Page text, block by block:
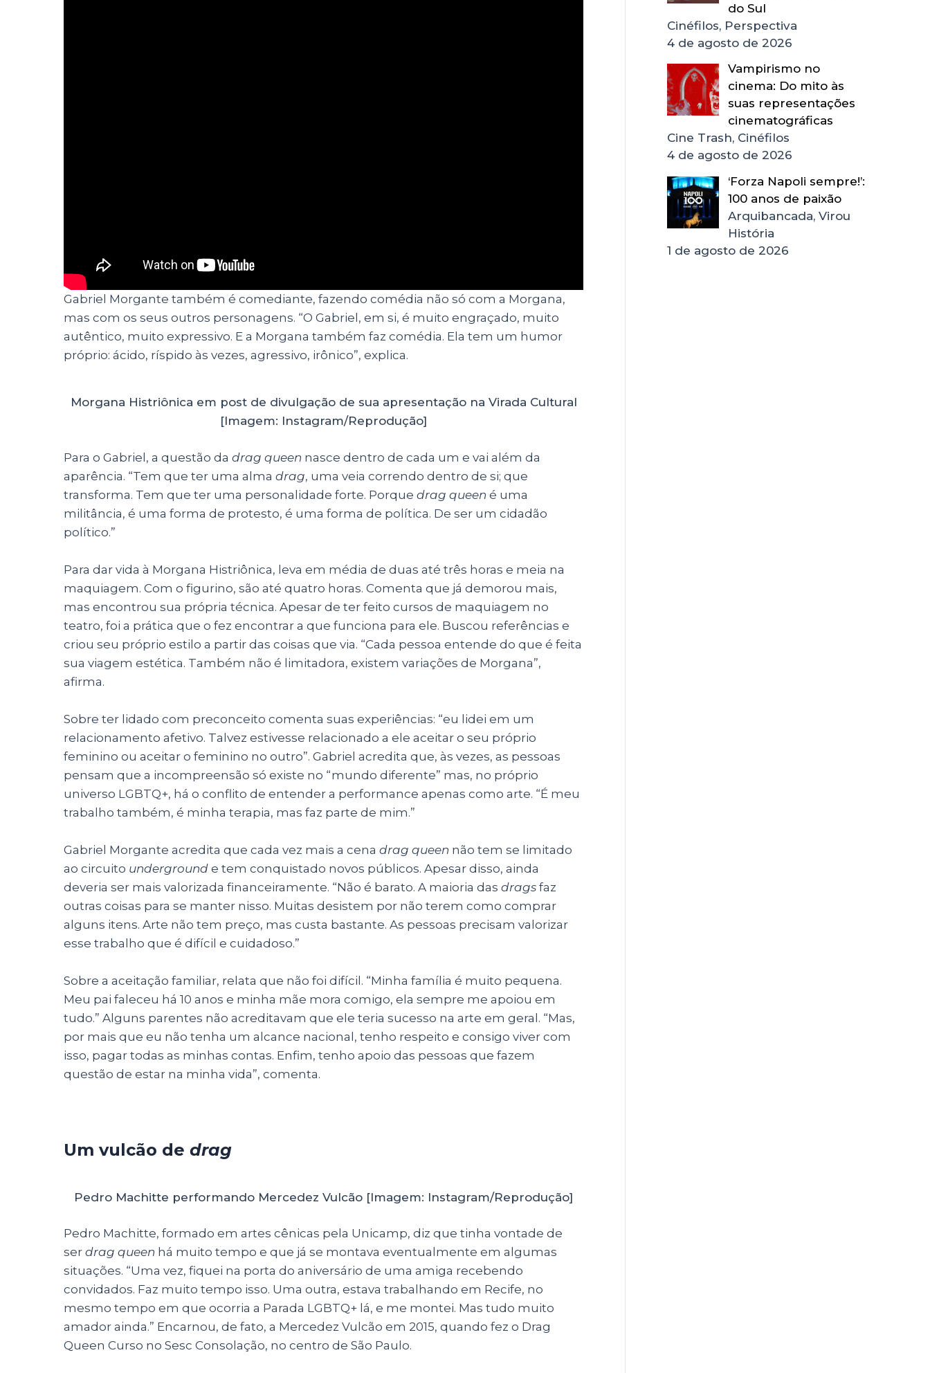
Gabriel Morgante também é comediante, fazendo comédia não só com a Morgana,
mas com os seus outros personagens. “O Gabriel, em si, é muito engraçado, muito
autêntico, muito expressivo. E a Morgana também faz comédia. Ela tem um humor
próprio: ácido, ríspido às vezes, agressivo, irônico”, explica.
Morgana Histriônica em post de divulgação de sua apresentação na Virada Cultural
[Imagem: Instagram/Reprodução]
Para o Gabriel, a questão da drag queen nasce dentro de cada um e vai além da
aparência. “Tem que ter uma alma drag, uma veia correndo dentro de si; que
transforma. Tem que ter uma personalidade forte. Porque drag queen é uma
militância, é uma forma de protesto, é uma forma de política. De ser um cidadão
político.”
Para dar vida à Morgana Histriônica, leva em média de duas até três horas e meia na
maquiagem. Com o figurino, são até quatro horas. Comenta que já demorou mais,
mas encontrou sua própria técnica. Apesar de ter feito cursos de maquiagem no
teatro, foi a prática que o fez encontrar a que funciona para ele. Buscou referências e
criou seu próprio estilo a partir das coisas que via. “Cada pessoa entende do que é feita
sua viagem estética. Também não é limitadora, existem variações de Morgana”,
afirma.
Sobre ter lidado com preconceito comenta suas experiências: “eu lidei em um
relacionamento afetivo. Talvez estivesse relacionado a ele aceitar o seu próprio
feminino ou aceitar o feminino no outro”. Gabriel acredita que, às vezes, as pessoas
pensam que a incompreensão só existe no “mundo diferente” mas, no próprio
universo LGBTQ+, há o conflito de entender a performance apenas como arte. “É meu
trabalho também, é minha terapia, mas faz parte de mim.”
Gabriel Morgante acredita que cada vez mais a cena drag queen não tem se limitado
ao circuito underground e tem conquistado novos públicos. Apesar disso, ainda
deveria ser mais valorizada financeiramente. “Não é barato. A maioria das drags faz
outras coisas para se manter nisso. Muitas desistem por não terem como comprar
alguns itens. Arte não tem preço, mas custa bastante. As pessoas precisam valorizar
esse trabalho que é difícil e cuidadoso.”
Sobre a aceitação familiar, relata que não foi difícil. “Minha família é muito pequena.
Meu pai faleceu há 10 anos e minha mãe mora comigo, ela sempre me apoiou em
tudo.” Alguns parentes não acreditavam que ele teria sucesso na arte em geral. “Mas,
por mais que eu não tenha um alcance nacional, tenho respeito e consigo viver com
isso, pagar todas as minhas contas. Enfim, tenho apoio das pessoas que fazem
questão de estar na minha vida”, comenta.
Um vulcão de drag
Pedro Machitte performando Mercedez Vulcão [Imagem: Instagram/Reprodução]
Pedro Machitte, formado em artes cênicas pela Unicamp, diz que tinha vontade de
ser drag queen há muito tempo e que já se montava eventualmente em algumas
situações. “Uma vez, fiquei na porta do aniversário de uma amiga recebendo
convidados. Faz muito tempo isso. Uma outra, estava trabalhando em Recife, no
mesmo tempo em que ocorria a Parada LGBTQ+ lá, e me montei. Mas tudo muito
amador ainda.” Encarnou, de fato, a Mercedez Vulcão em 2015, quando fez o Drag
Queen Curso no Sesc Consolação, no centro de São Paulo.
do Sul
Cinéfilos, Perspectiva
4 de agosto de 2026
Vampirismo no
cinema: Do mito às
suas representações
cinematográficas
Cine Trash, Cinéfilos
4 de agosto de 2026
‘Forza Napoli sempre!’:
100 anos de paixão
Arquibancada, Virou
História
1 de agosto de 2026